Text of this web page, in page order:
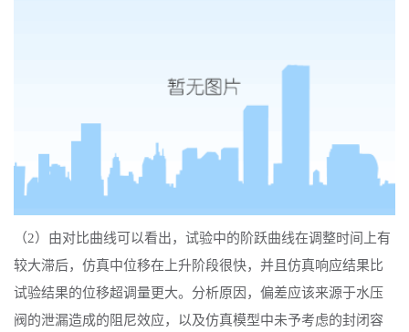
（2）由对比曲线可以看出，试验中的阶跃曲线在调整时间上有
较大滞后，仿真中位移在上升阶段很快，并且仿真响应结果比
试验结果的位移超调量更大。分析原因，偏差应该来源于水压
阀的泄漏造成的阻尼效应，以及仿真模型中未予考虑的封闭容